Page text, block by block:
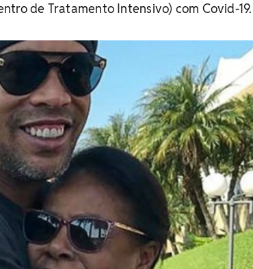
de Tratamento Intensivo) com Covid-19.